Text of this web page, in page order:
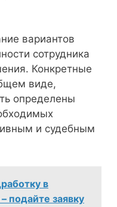
вариантов
сотрудника
Конкретные
виде,
определены
и судебным
в
подайте заявку